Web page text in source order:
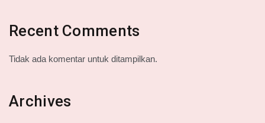
Recent Comments
Tidak ada komentar untuk ditampilkan.
Archives